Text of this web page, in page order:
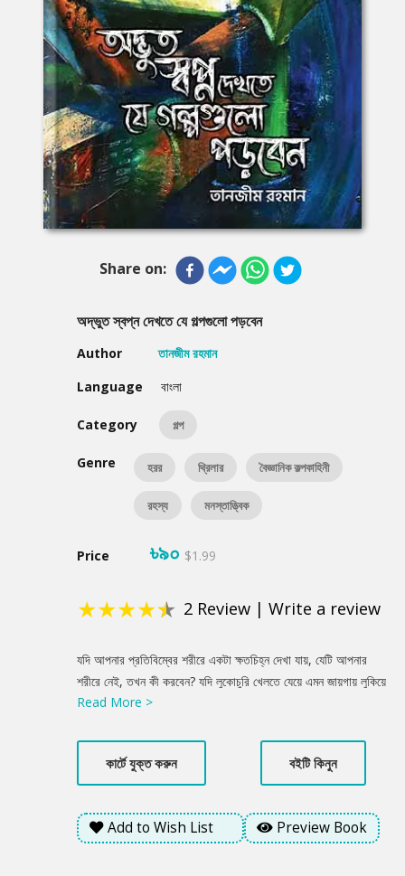
Share on:
অদ্ভুত স্বপ্ন দেখতে যে গল্পগুলো পড়বেন
Author
তানজীম রহমান
Language
বাংলা
Category গল্প
Genre হরর থ্রিলার বৈজ্ঞানিক কল্পকাহিনী
রহস্য মনস্তাত্ত্বিক
Price ৳৯০ $1.99
★★★★★ 2 Review | Write a review
Product
Summery
যদি আপনার প্রতিবিম্বের শরীরে একটা ক্ষতচিহ্ন দেখা যায়, যেটি আপনার
শরীরে নেই, তখন কী করবেন? যদি লুকোচুরি খেলতে যেয়ে এমন জায়গায় লুকিয়ে
পড়েন যেখান থেকে ফিরে আসা সম্ভব নয়? কোনো বইয়ের উৎসর্গপত্রে কি গল্প
থ্রিলার, ২টি কল্পবিজ্ঞান এবং ৭টি অন্যরকম অদ্ভুত গল্প। প্রতি গল্পে পাবেন
এমন কোনো বিচিত্র প্রশ্ন এবং আরও বিচিত্র উত্তর। ভয়, কৌতুহল,
বিভ্রান্তি, বিষাদ- অনেক রকম অনুভূতি মিশে আছে গল্পগুলোর মধ্যে। যদি
কল্পনার জগতের অভিযাত্রী হতে আপত্তি না থাকে, যদি একবার ঘুরে আসতে
চান নিজের অবচেতন পৃথিবী থেকে, তাহলে বইটা পড়তে শুরু করুন আর অদ্ভুত
Read More >
কার্টে যুক্ত করুন বইটি কিনুন
Add to Wish List Preview Book